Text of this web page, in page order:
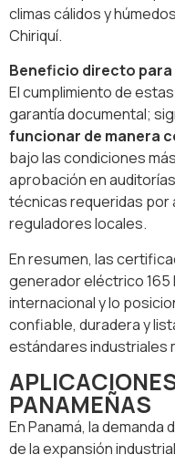
climas cálidos y
Chiriquí.
Beneficio directo
El cumplimiento de
garantía documental;
funcionar de manera
bajo las condiciones
aprobación en
técnicas requeridas
reguladores locales.
En resumen, las
generador eléctrico 165
internacional y lo
confiable, duradera y
estándares industriales
PANAMEÑAS
En Panamá, la
de la expansión